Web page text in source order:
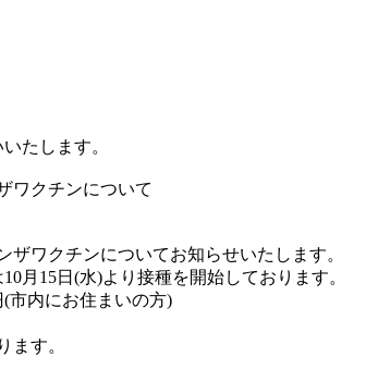
たします。
ワクチンについて
ワクチンについてお知らせいたします。
月15日(水)より接種を開始しております。
市内にお住まいの方)
す。